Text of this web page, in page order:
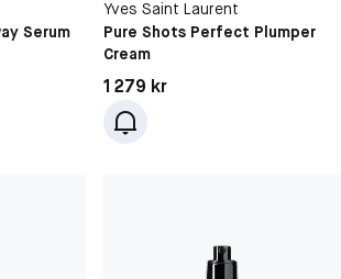
Serum
Yves Saint Laurent
Pure Shots Perfect Plumper
Cream
Pris: 1 279 kr
1 279 kr